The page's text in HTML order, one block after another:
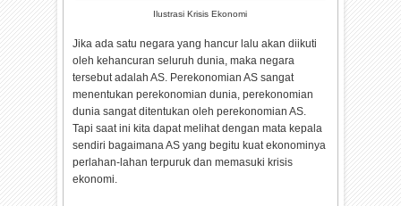
Ilustrasi Krisis Ekonomi
Jika ada satu negara yang hancur lalu akan diikuti
oleh kehancuran seluruh dunia, maka negara
tersebut adalah AS. Perekonomian AS sangat
menentukan perekonomian dunia, perekonomian
dunia sangat ditentukan oleh perekonomian AS.
Tapi saat ini kita dapat melihat dengan mata kepala
sendiri bagaimana AS yang begitu kuat ekonominya
perlahan-lahan terpuruk dan memasuki krisis
ekonomi.